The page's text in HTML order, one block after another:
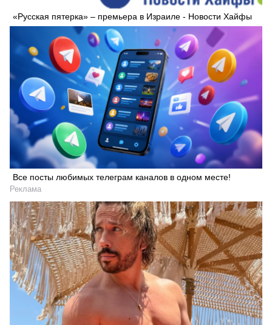
«Русская пятерка» – премьера в Израиле - Новости Хайфы
Все посты любимых телеграм каналов в одном месте!
Реклама